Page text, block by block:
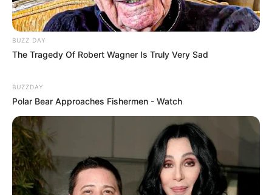
10 Desain Kanopi Tempat
Tidur, Serasa Beristirahat di
Kamar Raja
Tampil Lebih Modern, 7 Potret
Hasil Renovasi Rumah Berusia
90 Tahun
BUZZ DAY
The Tragedy Of Robert Wagner Is Truly Very Sad
BUZZDAY
Polar Bear Approaches Fishermen - Watch